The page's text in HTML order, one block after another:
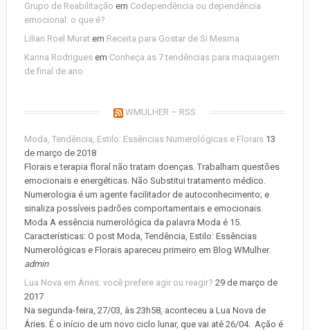
Grupo de Reabilitação em Codependência ou dependência
emocional: o que é?
Lilian Roel Muratem Receita para Gostar de Si Mesma
Karina Rodriguesem Conheça as 7 tendências para maquiagem
de final de ano
WMULHER – RSS
Moda, Tendência, Estilo: Essências Numerológicas e Florais 13
de março de 2018
Florais e terapia floral não tratam doenças. Trabalham questões
emocionais e energéticas. Não Substitui tratamento médico.
Numerologia é um agente facilitador de autoconhecimento; e
sinaliza possíveis padrões comportamentais e emocionais.
Moda A essência numerológica da palavra Moda é 15.
Características: O post Moda, Tendência, Estilo: Essências
Numerológicas e Florais apareceu primeiro em Blog WMulher.
admin
Lua Nova em Áries: você prefere agir ou reagir? 29 de março de
2017
Na segunda-feira, 27/03, às 23h58, aconteceu a Lua Nova de
Áries. É o início de um novo ciclo lunar, que vai até 26/04. Ação é